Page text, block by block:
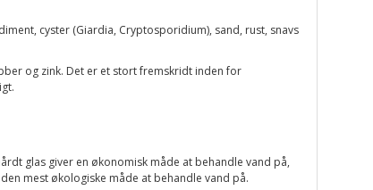
cyster (Giardia, Cryptosporidium), sand, rust, snavs
og zink. Det er et stort fremskridt inden for
glas giver en økonomisk måde at behandle vand på,
mest økologiske måde at behandle vand på.